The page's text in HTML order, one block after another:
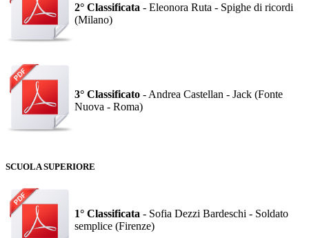
2° Classificata - Eleonora Ruta - Spighe di ricordi
(Milano)
3° Classificato - Andrea Castellan - Jack (Fonte
Nuova - Roma)
SCUOLA SUPERIORE
1° Classificata - Sofia Dezzi Bardeschi - Soldato
semplice (Firenze)